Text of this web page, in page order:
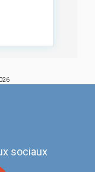
sociaux